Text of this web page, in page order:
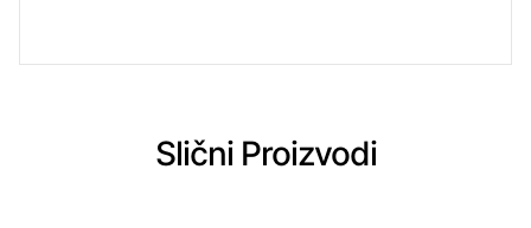
Slični Proizvodi